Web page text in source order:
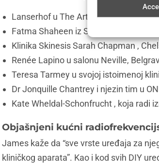
Lanserhof u The Arts Clubu gdje se
Fatma Shaheen iz Skin Design
Klinika Skinesis Sarah Chapman ,
Renée Lapino u salonu Neville,
Teresa Tarmey u svojoj istoimenoj
Dr Jonquille Chantrey i njezin tim u
Kate Wheldal-Schonfrucht , koja radi
Objašnjeni kućni
James kaže da “sve vrste uređaja za
kliničkog aparata”. Kao i kod svih DIY